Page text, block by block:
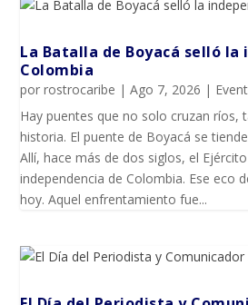
La Batalla de Boyacá selló la
Colombia
porrostrocaribe |Ago 7, 2026 |
Hay puentes que no solo cruzan ríos,
historia. El puente de Boyacá se
Allí, hace más de dos siglos, el
independencia de Colombia. Ese eco
hoy. Aquel enfrentamiento fue...